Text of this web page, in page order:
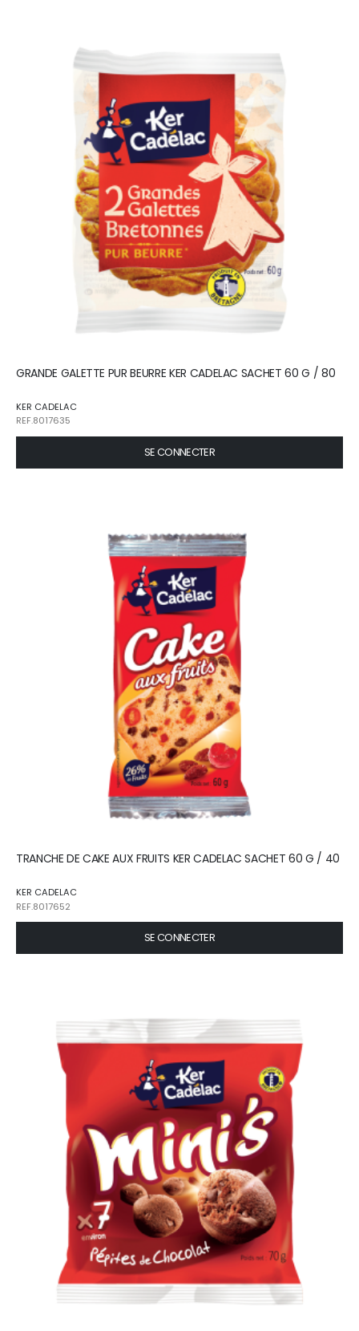
GRANDE GALETTE PUR BEURRE KER CADELAC SACHET 60 G / 80
KER CADELAC
REF.8017635
SE CONNECTER
TRANCHE DE CAKE AUX FRUITS KER CADELAC SACHET 60 G / 40
KER CADELAC
REF.8017652
SE CONNECTER